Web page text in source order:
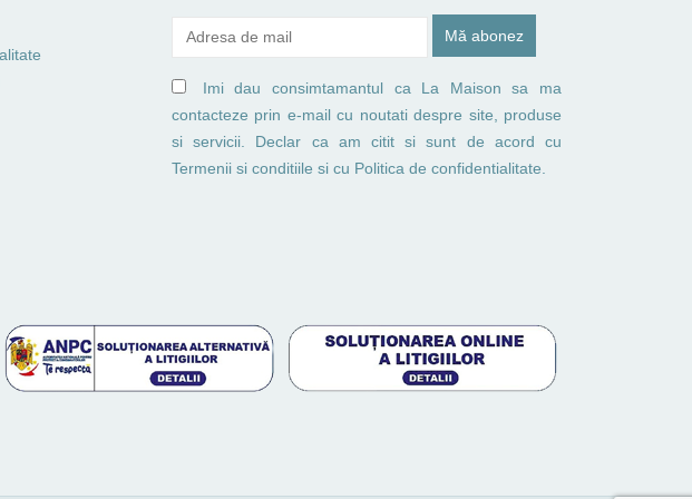
Imi dau consimtamantul ca La Maison sa ma
contacteze prin e-mail cu noutati despre site, produse
si servicii. Declar ca am citit si sunt de acord cu
Termenii si conditiile si cu Politica de confidentialitate.